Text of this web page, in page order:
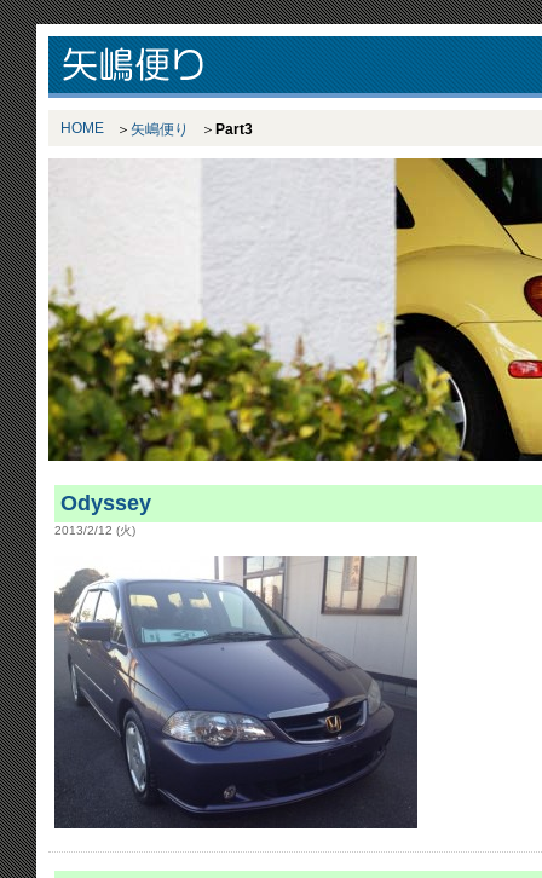
HOME 矢嶋便り Part3
Odyssey
2013/2/12 (火)